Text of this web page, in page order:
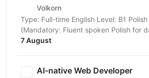
Volkorn
Type: Full-time English Level: B1 Polish Level: B2/C1
(Mandatory: Fluent spoken Polish for
communication) Position Overview We are looking for
7 August
AI-native Web Developer